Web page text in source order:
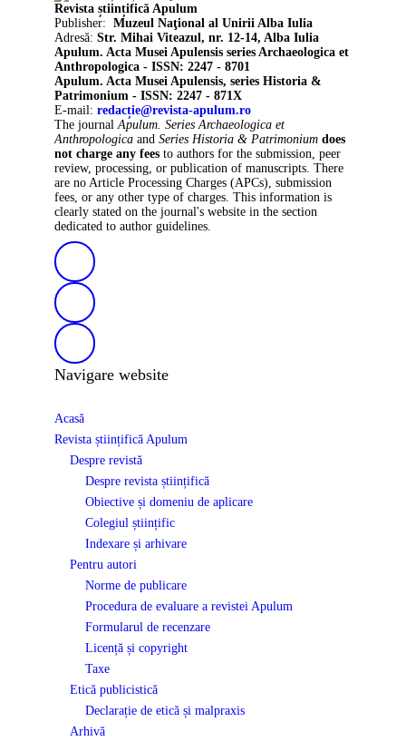
Revista științifică Apulum
Publisher: Muzeul Naţional al Unirii Alba Iulia
Adresă: Str. Mihai Viteazul, nr. 12-14, Alba Iulia
Apulum. Acta Musei Apulensis series Archaeologica et
Anthropologica - ISSN: 2247 - 8701
Apulum. Acta Musei Apulensis, series Historia &
Patrimonium - ISSN: 2247 - 871X
E-mail: redacție@revista-apulum.ro
The journal Apulum. Series Archaeologica et
Anthropologica and Series Historia & Patrimonium does
not charge any fees to authors for the submission, peer
review, processing, or publication of manuscripts. There
are no Article Processing Charges (APCs), submission
fees, or any other type of charges. This information is
clearly stated on the journal's website in the section
dedicated to author guidelines.
Navigare website
Acasă
Revista științifică Apulum
Despre revistă
Despre revista științifică
Obiective și domeniu de aplicare
Colegiul științific
Indexare și arhivare
Pentru autori
Norme de publicare
Procedura de evaluare a revistei Apulum
Formularul de recenzare
Licență și copyright
Taxe
Etică publicistică
Declarație de etică și malpraxis
Arhivă